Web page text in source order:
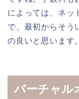
によっては、ネッ
で、最初からそう
の良いと思います。
バーチャル